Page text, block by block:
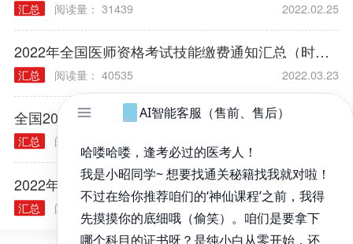
汇总 阅读量： 31439 2022.02.25
2022年全国医师资格考试技能缴费通知汇总（时间/方式/标准）
汇总 阅读量： 40535 2022.03.23
汇总 阅读量： 38839
2022年医师资格考试报名规定常见问题汇总
汇总 阅读量： 40314 2021.12.03